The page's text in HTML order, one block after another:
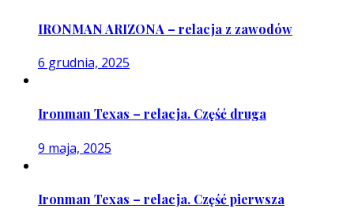
IRONMAN ARIZONA – relacja z zawodów
6 grudnia, 2025
Ironman Texas – relacja. Część druga
9 maja, 2025
Ironman Texas – relacja. Część pierwsza